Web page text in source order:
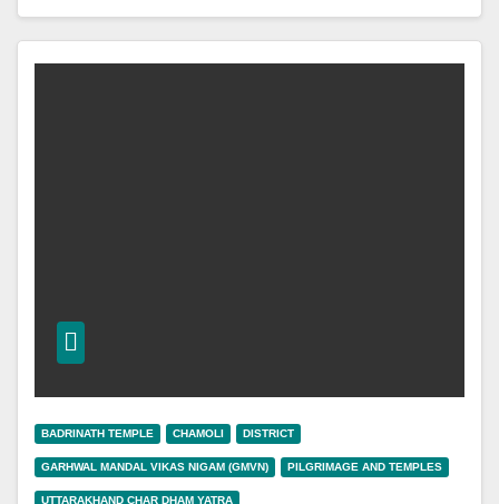
BADRINATH TEMPLE CHAMOLI DISTRICT
GARHWAL MANDAL VIKAS NIGAM (GMVN) PILGRIMAGE AND TEMPLES
UTTARAKHAND CHAR DHAM YATRA